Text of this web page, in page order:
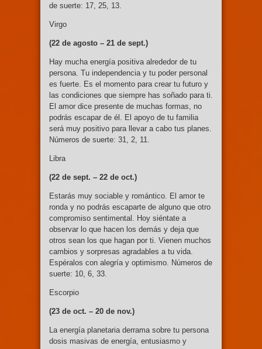
de suerte: 17, 25, 13.
Virgo
(22 de agosto – 21 de sept.)
Hay mucha energía positiva alrededor de tu
persona. Tu independencia y tu poder personal
es fuerte. Es el momento para crear tu futuro y
las condiciones que siempre has soñado para ti.
El amor dice presente de muchas formas, no
podrás escapar de él. El apoyo de tu familia
será muy positivo para llevar a cabo tus planes.
Números de suerte: 31, 2, 11.
Libra
(22 de sept. – 22 de oct.)
Estarás muy sociable y romántico. El amor te
ronda y no podrás escaparte de alguno que otro
compromiso sentimental. Hoy siéntate a
observar lo que hacen los demás y deja que
otros sean los que hagan por ti. Vienen muchos
cambios y sorpresas agradables a tu vida.
Espéralos con alegría y optimismo. Números de
suerte: 10, 6, 33.
Escorpio
(23 de oct. – 20 de nov.)
La energía planetaria derrama sobre tu persona
dosis masivas de energía, entusiasmo y